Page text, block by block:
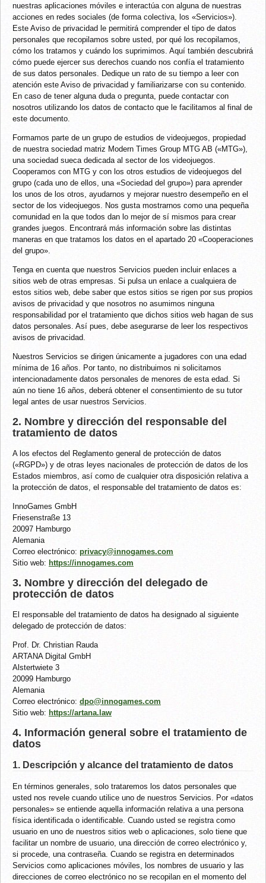
nuestras aplicaciones móviles e interactúa con alguna de nuestras
acciones en redes sociales (de forma colectiva, los «Servicios»).
Este Aviso de privacidad le permitirá comprender el tipo de datos
personales que recopilamos sobre usted, por qué los recopilamos,
cómo los tratamos y cuándo los suprimimos. Aquí también descubrirá
cómo puede ejercer sus derechos cuando nos confía el tratamiento
de sus datos personales. Dedique un rato de su tiempo a leer con
atención este Aviso de privacidad y familiarizarse con su contenido.
En caso de tener alguna duda o pregunta, puede contactar con
nosotros utilizando los datos de contacto que le facilitamos al final de
este documento.
Formamos parte de un grupo de estudios de videojuegos, propiedad
de nuestra sociedad matriz Modern Times Group MTG AB («MTG»),
una sociedad sueca dedicada al sector de los videojuegos.
Cooperamos con MTG y con los otros estudios de videojuegos del
grupo (cada uno de ellos, una «Sociedad del grupo») para aprender
los unos de los otros, ayudarnos y mejorar nuestro desempeño en el
sector de los videojuegos. Nos gusta mostrarnos como una pequeña
comunidad en la que todos dan lo mejor de sí mismos para crear
grandes juegos. Encontrará más información sobre las distintas
maneras en que tratamos los datos en el apartado 20 «Cooperaciones
del grupo».
Tenga en cuenta que nuestros Servicios pueden incluir enlaces a
sitios web de otras empresas. Si pulsa un enlace a cualquiera de
estos sitios web, debe saber que estos sitios se rigen por sus propios
avisos de privacidad y que nosotros no asumimos ninguna
responsabilidad por el tratamiento que dichos sitios web hagan de sus
datos personales. Así pues, debe asegurarse de leer los respectivos
avisos de privacidad.
Nuestros Servicios se dirigen únicamente a jugadores con una edad
mínima de 16 años. Por tanto, no distribuimos ni solicitamos
intencionadamente datos personales de menores de esta edad. Si
aún no tiene 16 años, deberá obtener el consentimiento de su tutor
legal antes de usar nuestros Servicios.
2. Nombre y dirección del responsable del
tratamiento de datos
A los efectos del Reglamento general de protección de datos
(«RGPD») y de otras leyes nacionales de protección de datos de los
Estados miembros, así como de cualquier otra disposición relativa a
la protección de datos, el responsable del tratamiento de datos es:
InnoGames GmbH
Friesenstraße 13
20097 Hamburgo
Alemania
Correo electrónico: privacy@innogames.com
Sitio web: https://innogames.com
3. Nombre y dirección del delegado de
protección de datos
El responsable del tratamiento de datos ha designado al siguiente
delegado de protección de datos:
Prof. Dr. Christian Rauda
ARTANA Digital GmbH
Alstertwiete 3
20099 Hamburgo
Alemania
Correo electrónico: dpo@innogames.com
Sitio web: https://artana.law
4. Información general sobre el tratamiento de
datos
1. Descripción y alcance del tratamiento de datos
En términos generales, solo trataremos los datos personales que
usted nos revele cuando utilice uno de nuestros Servicios. Por «datos
personales» se entiende aquella información relativa a una persona
física identificada o identificable. Cuando usted se registra como
usuario en uno de nuestros sitios web o aplicaciones, solo tiene que
facilitar un nombre de usuario, una dirección de correo electrónico y,
si procede, una contraseña. Cuando se registra en determinados
Servicios como aplicaciones móviles, los nombres de usuario y las
direcciones de correo electrónico no se recopilan en el momento del